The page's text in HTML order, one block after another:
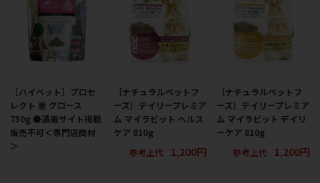
［ハイペット］プロセ
レクト 恵 グロース
750g ●通販サイト掲載
販売不可＜専門店商材
＞
［ナチュラルペットフ
ーズ］デイリープレミア
ム マイラビット ヘルス
ケア 810g
参考上代
1,200円
［ナチュラルペットフ
ーズ］デイリープレミア
ム マイラビット デイリ
ーケア 810g
参考上代
1,200円